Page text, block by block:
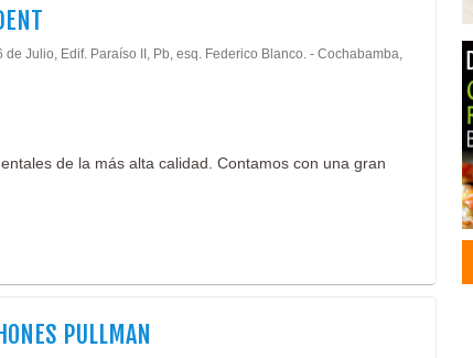
de Julio, Edif. Paraíso II, Pb, esq. Federico Blanco. - Cochabamba,
de la más alta calidad. Contamos con una gran
PULLMAN